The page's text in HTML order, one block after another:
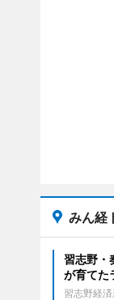
みん経
習志野
が育てた
習志野経